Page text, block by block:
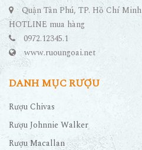
Quận Tân Phú, TP. Hồ Chí Minh
HOTLINE mua hàng
0972.12345.1
www.ruoungoai.net
DANH MỤC RƯỢU
Rượu Chivas
Rượu Johnnie Walker
Rượu Macallan